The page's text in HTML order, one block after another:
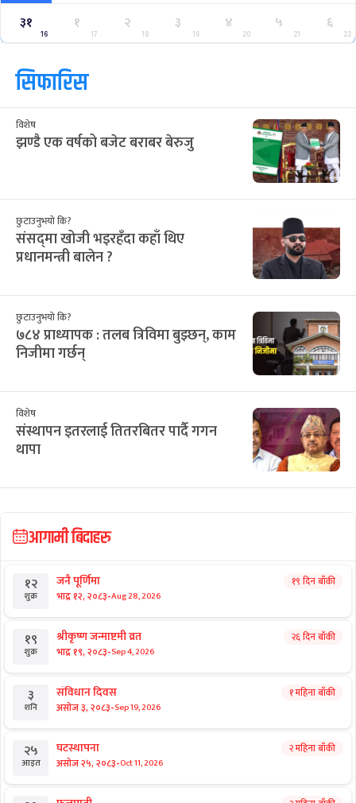
३१
16
१
17
२
18
३
19
४
20
५
21
६
22
सिफारिस
विशेष
झण्डै एक वर्षको बजेट बराबर बेरुजु
छुटाउनुभयो कि?
संसद्‌मा खोजी भइरहँदा कहाँ थिए
प्रधानमन्त्री बालेन ?
छुटाउनुभयो कि?
७८४ प्राध्यापक : तलब त्रिविमा बुझ्छन्, काम
निजीमा गर्छन्
विशेष
संस्थापन इतरलाई तितरबितर पार्दै गगन
थापा
आगामी बिदाहरु
१२
शुक्र
जनै पूर्णिमा
भाद्र १२, २०८३-Aug 28, 2026
१९ दिन बाँकी
१९
शुक्र
श्रीकृष्ण जन्माष्टमी व्रत
भाद्र १९, २०८३-Sep 4, 2026
२६ दिन बाँकी
३
शनि
संविधान दिवस
असोज ३, २०८३-Sep 19, 2026
१ महिना बाँकी
२५
आइत
घटस्थापना
असोज २५, २०८३-Oct 11, 2026
२ महिना बाँकी